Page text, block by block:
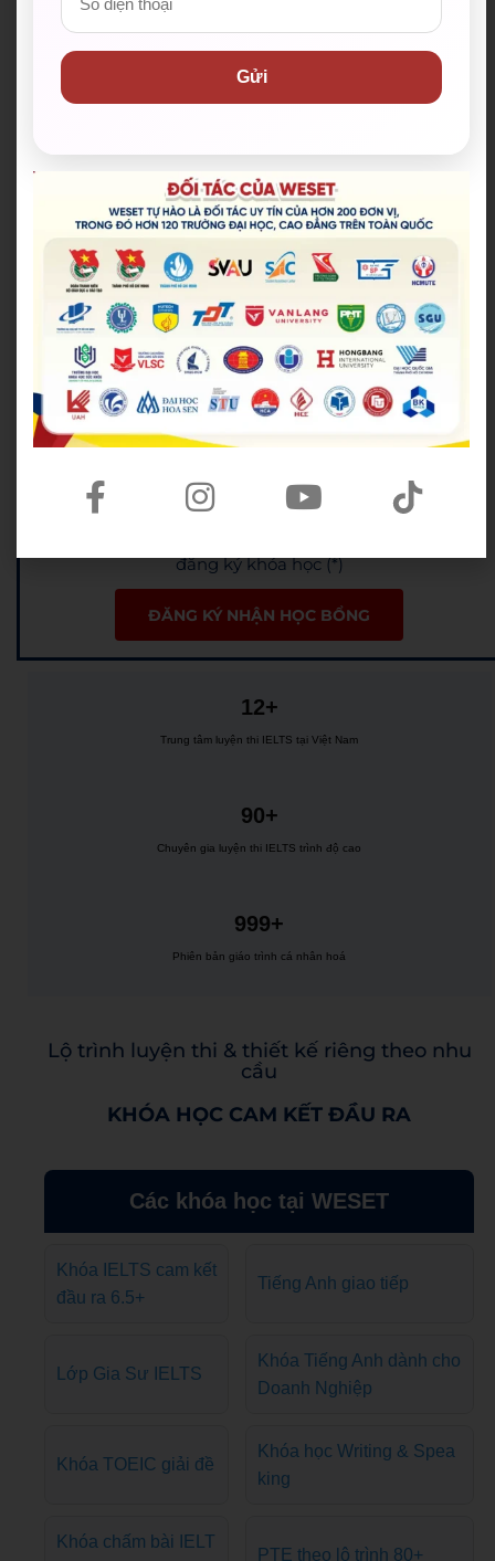
✅ Hơn 200 đơn vị đối tác đồng hành, trong đó hơn
120 trường Đại học & Cao đẳng đã ký kết tại TP.HCM
và cả nước
✅ Đội ngũ giáo viên có điểm IELTS trung bình từ
8.0+, có chứng chỉ sư phạm/ TESOL/ CELTA
đăng ký khóa học (*)
ĐĂNG KÝ NHẬN HỌC BỔNG
12+
Trung tâm luyện thi IELTS tại Việt Nam
90+
Chuyên gia luyện thi IELTS trình độ cao
999+
Phiên bản giáo trình cá nhân hoá
Lộ trình luyện thi & thiết kế riêng theo nhu
cầu
KHÓA HỌC CAM KẾT ĐẦU RA
Các khóa học tại WESET
Khóa IELTS cam kết
đầu ra 6.5+
Tiếng Anh giao tiếp
Lớp Gia Sư IELTS
Khóa Tiếng Anh dành cho
Doanh Nghiệp
Khóa TOEIC giải đề
Khóa học Writing & Spea
king
Khóa chấm bài IELT
PTE theo lộ trình 80+
Gửi